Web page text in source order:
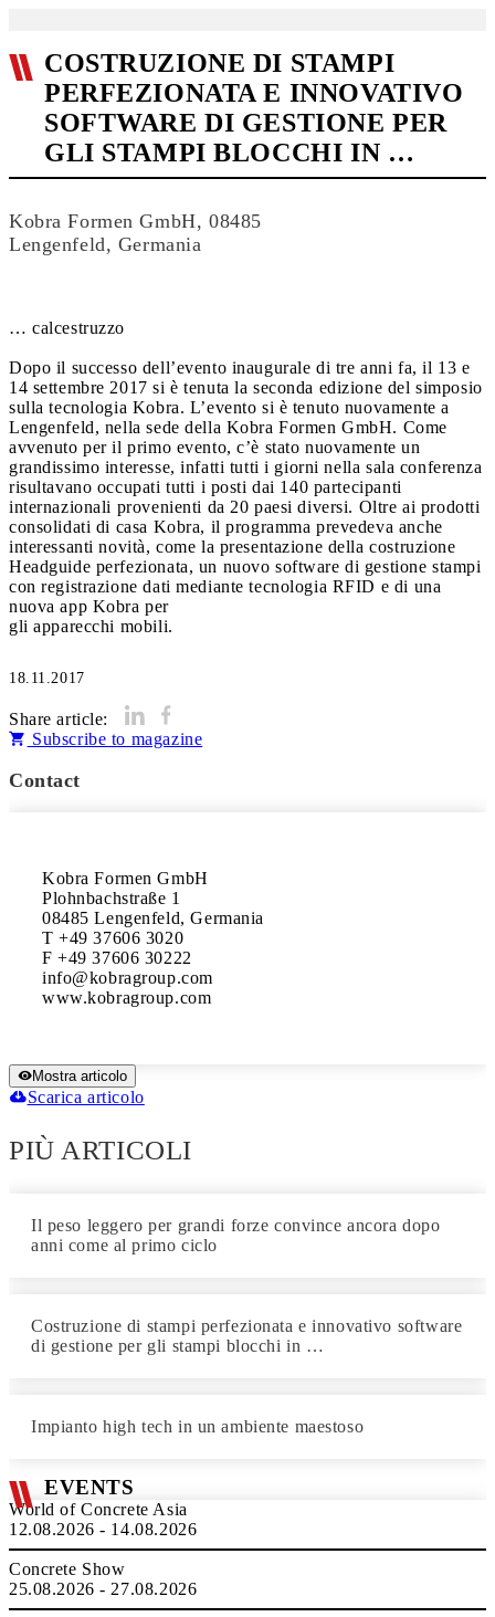
COSTRUZIONE DI STAMPI
PERFEZIONATA E INNOVATIVO
SOFTWARE DI GESTIONE PER
GLI STAMPI BLOCCHI IN …
Kobra Formen GmbH, 08485
Lengenfeld, Germania
… calcestruzzo
Dopo il successo dell’evento inaugurale di tre anni fa, il 13 e
14 settembre 2017 si è tenuta la seconda edizione del simposio
sulla tecnologia Kobra. L’evento si è tenuto nuovamente a
Lengenfeld, nella sede della Kobra Formen GmbH. Come
avvenuto per il primo evento, c’è stato nuovamente un
grandissimo interesse, infatti tutti i giorni nella sala conferenza
risultavano occupati tutti i posti dai 140 partecipanti
internazionali provenienti da 20 paesi diversi. Oltre ai prodotti
consolidati di casa Kobra, il programma prevedeva anche
interessanti novità, come la presentazione della costruzione
Headguide perfezionata, un nuovo software di gestione stampi
con registrazione dati mediante tecnologia RFID e di una
nuova app Kobra per
gli apparecchi mobili.
18.11.2017
Share article:
Subscribe to magazine
Contact
Kobra Formen GmbH
Plohnbachstraße 1
08485 Lengenfeld, Germania
T +49 37606 3020
F +49 37606 30222
info@kobragroup.com
Mostra articolo
Scarica articolo
PIÙ ARTICOLI
Il peso leggero per grandi forze convince ancora dopo
anni come al primo ciclo
Costruzione di stampi perfezionata e innovativo software
di gestione per gli stampi blocchi in …
Impianto high tech in un ambiente maestoso
EVENTS
World of Concrete Asia
12.08.2026 - 14.08.2026
Concrete Show
25.08.2026 - 27.08.2026